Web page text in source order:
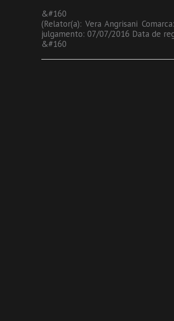
&#160
(Relator(a): Vera Angrisani
julgamento: 07/07/2016 Data de
&#160